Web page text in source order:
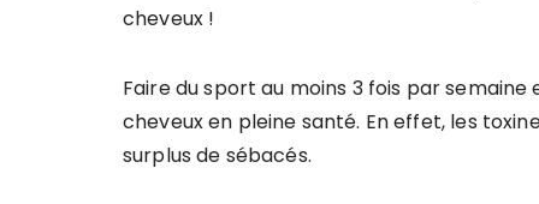
cheveux !
Faire du sport au moins 3 fois par
cheveux en pleine santé. En effet, les
surplus de sébacés.